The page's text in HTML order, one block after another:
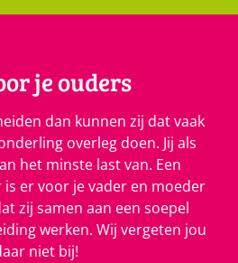
je ouders
dan kunnen zij dat vaak
overleg doen. Jij als
het minste last van. Een
er voor je vader en moeder
zij samen aan een soepel
werken. Wij vergeten jou
niet bij!